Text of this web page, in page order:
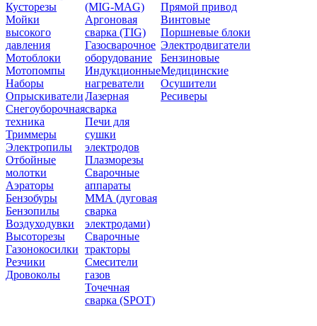
Кусторезы
Мойки
высокого
давления
Мотоблоки
Мотопомпы
Наборы
Опрыскиватели
Снегоуборочная
техника
Триммеры
Электропилы
Отбойные
молотки
Аэраторы
Бензобуры
Бензопилы
Воздуходувки
Высоторезы
Газонокосилки
Резчики
Дровоколы
(MIG-MAG)
Аргоновая
сварка (TIG)
Газосварочное
оборудование
Индукционные
нагреватели
Лазерная
сварка
Печи для
сушки
электродов
Плазморезы
Сварочные
аппараты
ММА (дуговая
сварка
электродами)
Сварочные
тракторы
Смесители
газов
Точечная
сварка (SPOT)
Прямой привод
Винтовые
Поршневые блоки
Электродвигатели
Бензиновые
Медицинские
Осушители
Ресиверы